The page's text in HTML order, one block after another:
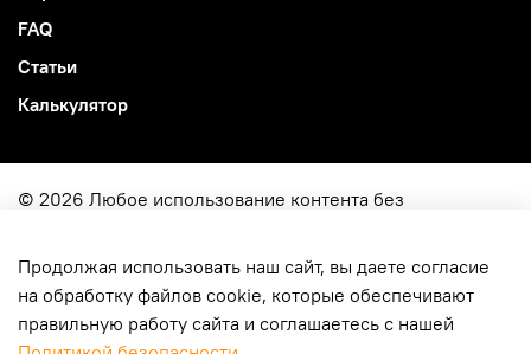
FAQ
Статьи
Калькулятор
© 2026 Любое использование контента без
ИП Ярковой Кирилл Юрьевич
ОГРН322774600049515
г. Москва, ул. Молодцова 4-114
Продолжая использовать наш сайт, вы даете согласие
на обработку файлов cookie, которые обеспечивают
правильную работу сайта и соглашаетесь с нашей